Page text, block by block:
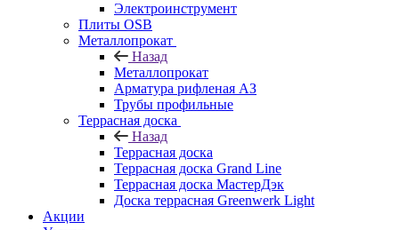
Электроинструмент
Плиты OSB
Металлопрокат
Назад
Металлопрокат
Арматура рифленая АЗ
Трубы профильные
Террасная доска
Назад
Террасная доска
Террасная доска Grand Line
Террасная доска МастерДэк
Доска террасная Greenwerk Light
Акции